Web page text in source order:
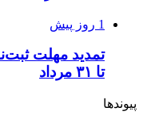
1 روز پیش
تا ۳۱ مرداد
پیوندها